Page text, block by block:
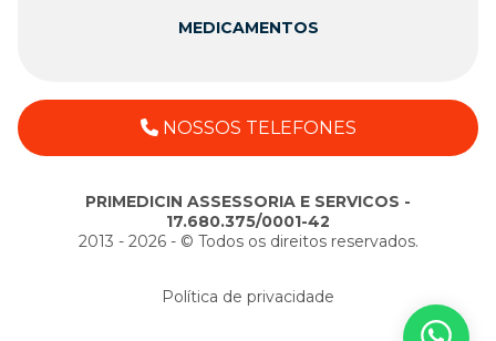
MEDICAMENTOS
NOSSOS TELEFONES
PRIMEDICIN ASSESSORIA E SERVICOS -
17.680.375/0001-42
2013 - 2026 - ©️ Todos os direitos reservados.
Política de privacidade